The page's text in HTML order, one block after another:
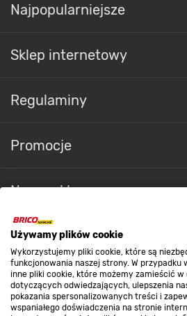
Używamy plików cookie
Wykorzystujemy pliki cookie, które są
funkcjonowania naszej strony. W przypadku
inne pliki cookie, które możemy zamieścić
dotyczących odwiedzających, ulepszenia
pokazania spersonalizowanych treści i
wspaniałego doświadczenia na stronie
Najpopularniejsze
Sklep internetowy
Regulaminy
Promocje
Nasze sklepy
O nas
Kontakt do sklepu